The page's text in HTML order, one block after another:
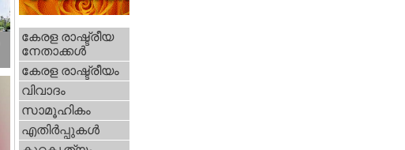
കേരള രാഷ്ട്രീയ
നേതാക്കള്‍
കേരള രാഷ്ട്രീയം
വിവാദം
സാമൂഹികം
എതിര്‍പ്പുകള്‍